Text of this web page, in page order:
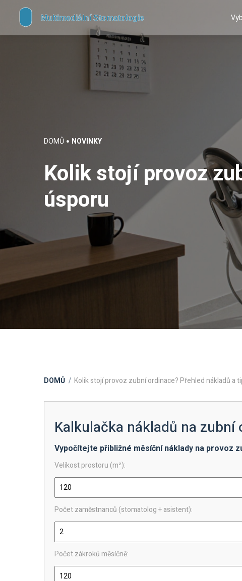
DOMŮ NOVINKY
Kolik stojí provoz
úsporu
DOMŮ Kolik stojí provoz zubní ordinace? Přehled nákladů a
Kalkulačka nákladů na zubní
Vypočítejte přibližné měsíční náklady na provoz
Velikost prostoru (m²):
Počet zaměstnanců (stomatolog + asistent):
Počet zákroků měsíčně: